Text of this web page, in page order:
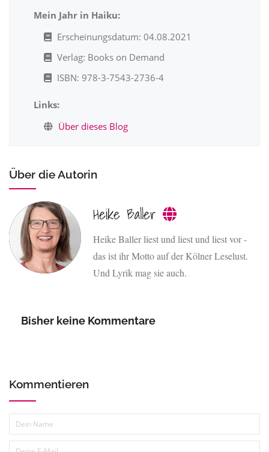
Mein Jahr in Haiku:
Erscheinungsdatum: 04.08.2021
Verlag: Books on Demand
ISBN: 978-3-7543-2736-4
Links:
Über dieses Blog
Über die Autorin
Heike Baller
Heike Baller liest und liest und liest vor -
das ist ihr Motto auf der Kölner Leselust.
Und Lyrik mag sie auch.
Bisher keine Kommentare
Kommentieren